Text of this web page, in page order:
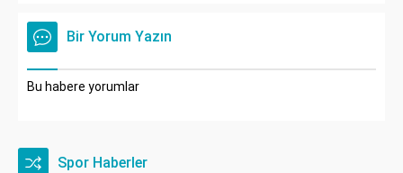
Bir Yorum Yazın
Bu habere yorumlar
Spor Haberler